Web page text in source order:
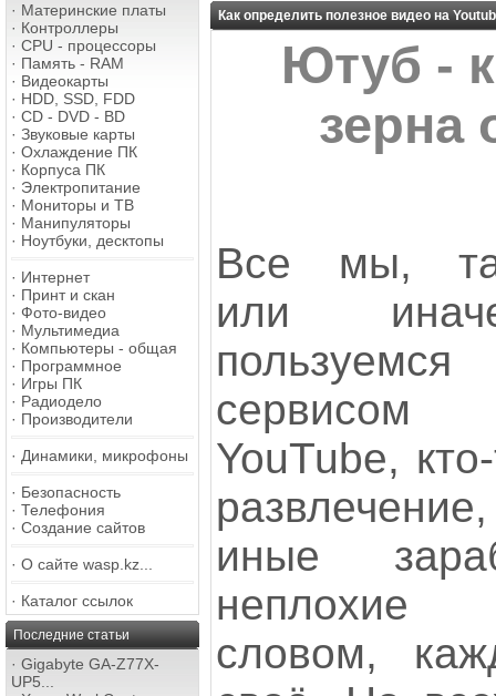
· Материнские платы
· Контроллеры
· CPU - процессоры
· Память - RAM
· Видеокарты
· HDD, SSD, FDD
· CD - DVD - BD
· Звуковые карты
· Охлаждение ПК
· Корпуса ПК
· Электропитание
· Мониторы и ТВ
· Манипуляторы
· Ноутбуки, десктопы
· Интернет
· Принт и скан
· Фото-видео
· Мультимедиа
· Компьютеры - общая
· Программное
· Игры ПК
· Радиодело
· Производители
· Динамики, микрофоны
· Безопасность
· Телефония
· Создание сайтов
· О сайте wasp.kz...
· Каталог ссылок
Последние статьи
· Gigabyte GA-Z77X-
UP5...
Как определить полезное видео на
Ютуб -
зерна
Все мы,
или
пользуемся
сервисом
YouTube,
иные
неплохие
словом,